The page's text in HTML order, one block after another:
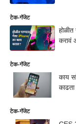
टेक-गॅजेट
करावं
टेक-गॅजेट
काय
टेक-गॅजेट